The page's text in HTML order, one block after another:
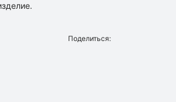
Поделиться: